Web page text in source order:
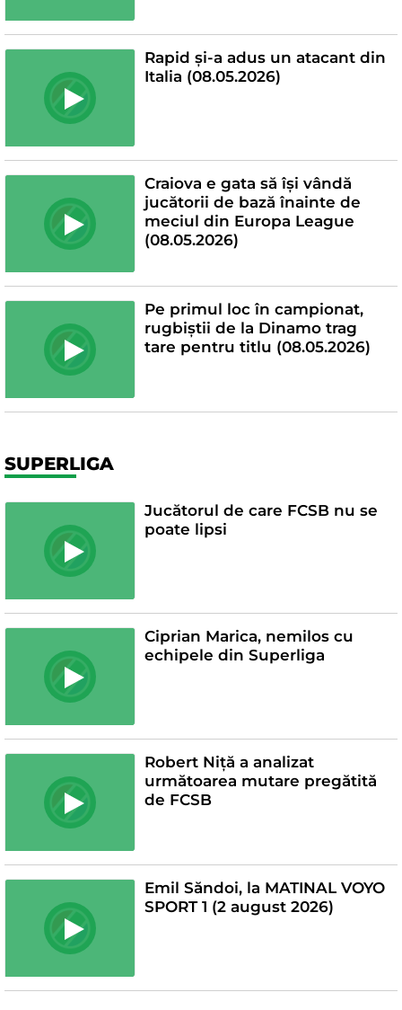
Rapid și-a adus un atacant din
Italia (08.05.2026)
Craiova e gata să își vândă
jucătorii de bază înainte de
meciul din Europa League
(08.05.2026)
Pe primul loc în campionat,
rugbiștii de la Dinamo trag
tare pentru titlu (08.05.2026)
SUPERLIGA
Jucătorul de care FCSB nu se
poate lipsi
Ciprian Marica, nemilos cu
echipele din Superliga
Robert Niță a analizat
următoarea mutare pregătită
de FCSB
Emil Săndoi, la MATINAL VOYO
SPORT 1 (2 august 2026)